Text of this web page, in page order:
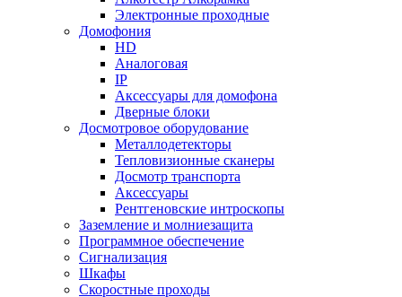
Электронные проходные
Домофония
HD
Аналоговая
IP
Аксессуары для домофона
Дверные блоки
Досмотровое оборудование
Металлодетекторы
Тепловизионные сканеры
Досмотр транспорта
Аксессуары
Рентгеновские интроскопы
Заземление и молниезащита
Программное обеспечение
Сигнализация
Шкафы
Скоростные проходы